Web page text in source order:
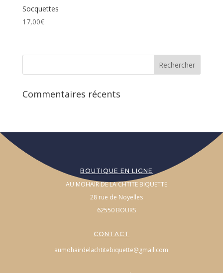
Socquettes
17,00€
Commentaires récents
BOUTIQUE EN LIGNE
AU MOHAIR DE LA CHTITE BIQUETTE
28 rue de Noyelles
62550 BOURS
CONTACT
aumohairdelachtitebiquette@gmail.com